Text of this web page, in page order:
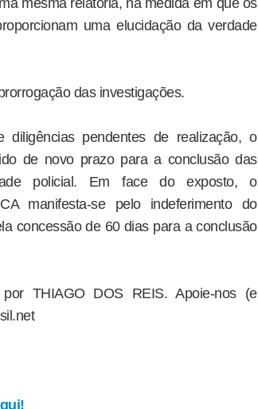
mesma relatoria, na medida em que os
uma elucidação da verdade
das investigações.
diligências pendentes de realização, o
de novo prazo para a conclusão das
policial. Em face do exposto, o
manifesta-se pelo indeferimento do
concessão de 60 dias para a conclusão
THIAGO DOS REIS. Apoie-nos (e